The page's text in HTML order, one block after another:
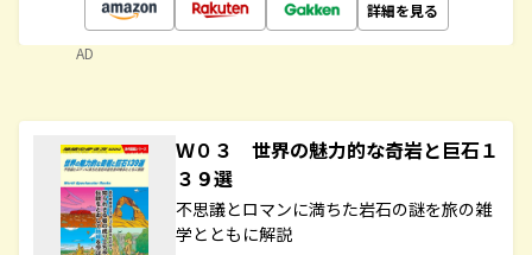
詳細を見る
AD
Ｗ０３ 世界の魅力的な奇岩と巨石１
３９選
不思議とロマンに満ちた岩石の謎を旅の雑
学とともに解説